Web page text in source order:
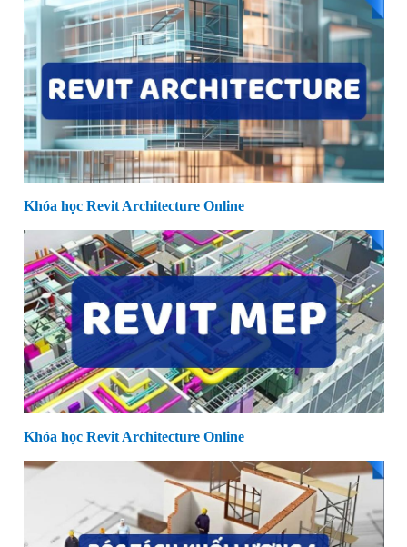
Khóa học Revit Architecture Online
Khóa học Revit Architecture Online